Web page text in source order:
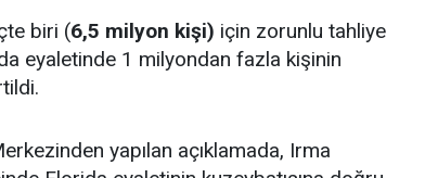
biri (6,5 milyon kişi) için zorunlu tahliye
eyaletinde 1 milyondan fazla kişinin
yapılan açıklamada, Irma